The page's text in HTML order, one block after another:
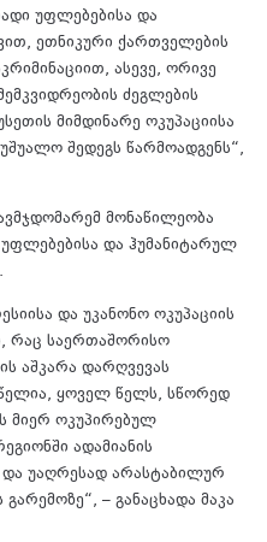
უფლებებისა და
ეთნიკური ქართველების
ასევე, ორივე
ძეგლების
მიმდინარე ოკუპაციისა
შედეგს წარმოადგენს“,
მონაწილეობა
და ჰუმანიტარულ
და უკანონო ოკუპაციის
რაც საერთაშორისო
აშკარა დარღვევას
ყოველ წელს, სწორედ
მიერ ოკუპირებულ
ადამიანის
უაღრესად არასტაბილურ
– განაცხადა მაკა